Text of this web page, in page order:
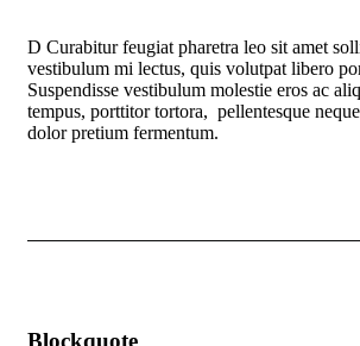
D Curabitur feugiat pharetra leo sit amet
vestibulum mi lectus, quis volutpat libero
Suspendisse vestibulum molestie eros ac
tempus, porttitor tortora, pellentesque
dolor pretium fermentum.